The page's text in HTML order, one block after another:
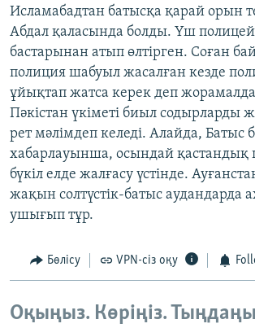
АРНАЙЫ ЖОБАЛАР
Русский
ЖАЗЫЛЫҢЫЗ
Басқа тілдерде
Исламабадтан батысқа қарай орын
Абдал қаласында болды. Үш
бастарынан атып өлтірген. Соған
полиция шабуыл жасалған кезде
ұйықтап жатса керек деп
Пәкістан үкіметі биыл содырларды
рет мәлімдеп келеді. Алайда, Батыс
хабарлауынша, осындай қастандық
бүкіл елде жалғасу үстінде.
жақын солтүстік-батыс аудандарда
ушығып тұр.
Бөлісу VPN-сіз оқу
Оқыңыз. Көріңіз.